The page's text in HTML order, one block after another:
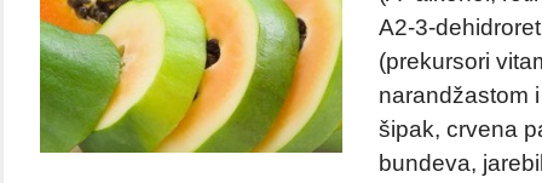
A2-3-
(prekursori
narandžastom
šipak, crvena
bundeva,